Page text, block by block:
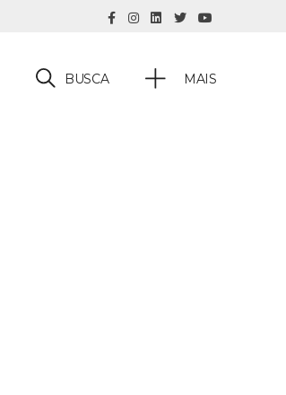
BUSCA MAIS